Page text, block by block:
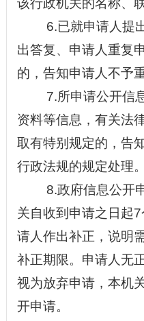
6.已就申请人提
出答复、申请人重复
的，告知申请人不予
7.所申请公开信
资料等信息，有关法
取有特别规定的，告
行政法规的规定处理。
8.政府信息公开
关自收到申请之日起
请人作出补正，说明
补正期限。申请人无
视为放弃申请，本机
开申请。